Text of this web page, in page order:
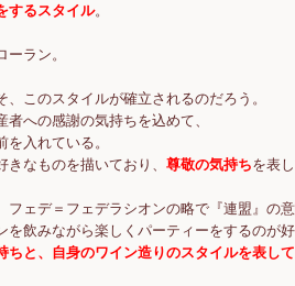
するスタイル。
ラン。
、このスタイルが確立されるのだろう。
への感謝の気持ちを込めて、
入れている。
なものを描いており、 尊敬の気持ちを表
ェデ＝フェデラシオンの略で『連盟』の意
飲みながら楽しくパーティーをするのが好
と、自身のワイン造りのスタイルを表し